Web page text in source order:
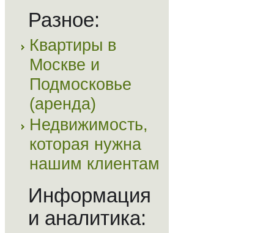
Разное:
Квартиры в
Москве и
Подмосковье
(аренда)
Недвижимость,
которая нужна
нашим клиентам
Информация
и аналитика: